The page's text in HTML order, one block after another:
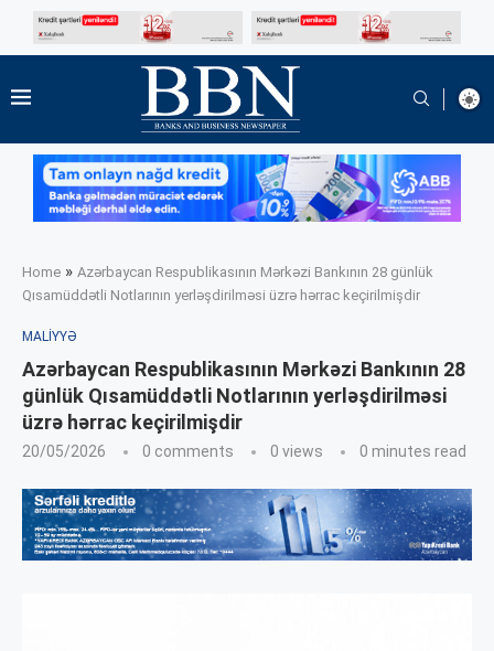
Home » Azərbaycan Respublikasının Mərkəzi Bankının 28 günlük
Qısamüddətli Notlarının yerləşdirilməsi üzrə hərrac keçirilmişdir
MALIYYƏ
Azərbaycan Respublikasının Mərkəzi Bankının 28
günlük Qısamüddətli Notlarının yerləşdirilməsi
üzrə hərrac keçirilmişdir
20/05/2026 0 comments 0 views 0 minutes read